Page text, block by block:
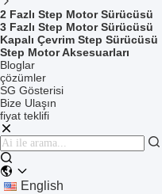
2 Fazlı Step Motor Sürücüsü
3 Fazlı Step Motor Sürücüsü
Kapalı Çevrim Step Sürücüsü
Step Motor Aksesuarları
Bloglar
çözümler
SG Gösterisi
Bize Ulaşın
fiyat teklifi
English